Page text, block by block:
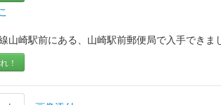
山崎駅前にある、山崎駅前郵便局で入手できま
！